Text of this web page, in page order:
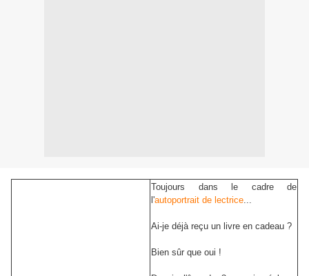
Toujours dans le cadre de
l'autoportrait de lectrice...
Ai-je déjà reçu un livre en cadeau ?
Bien sûr que oui !